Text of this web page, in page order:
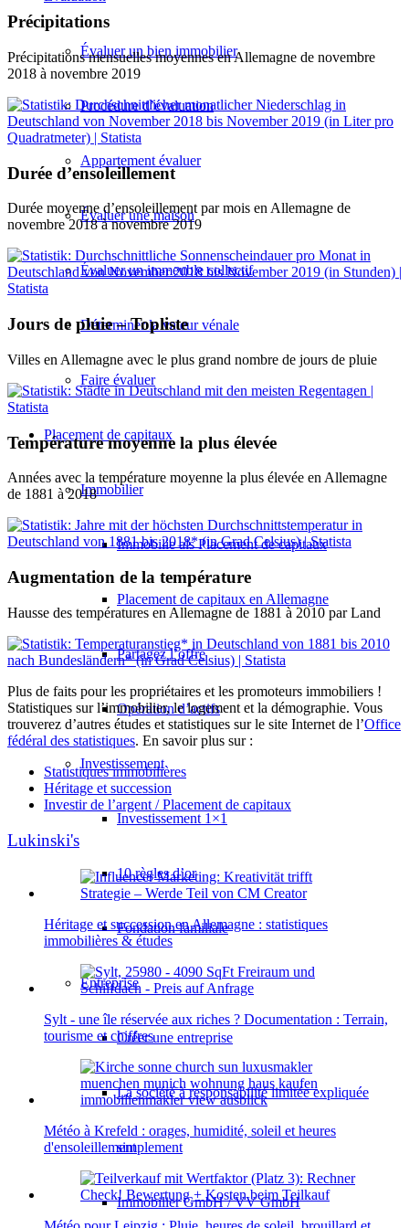
Évaluer un bien immobilier
Procédure d’évaluation
Appartement évaluer
Évaluer une maison
Évaluer un immeuble collectif
Déterminer la valeur vénale
Faire évaluer
Placement de capitaux
Immobilier
Immobilie als Placement de capitaux
Placement de capitaux en Allemagne
Partagez l’offre
Opération d’actifs
Investissement
Investissement 1×1
10 règles d’or
Fondation familiale
Entreprise
Créer une entreprise
La société à responsabilité limitée expliquée
simplement
Immobilier GmbH / VV GmbH
Précipitations
Précipitations mensuelles moyennes en Allemagne de novembre
2018 à novembre 2019
Durée d’ensoleillement
Durée moyenne d’ensoleillement par mois en Allemagne de
novembre 2018 à novembre 2019
Jours de pluie – Topliste
Villes en Allemagne avec le plus grand nombre de jours de pluie
Température moyenne la plus élevée
Années avec la température moyenne la plus élevée en Allemagne
de 1881 à 2018
Augmentation de la température
Hausse des températures en Allemagne de 1881 à 2010 par Land
Plus de faits pour les propriétaires et les promoteurs immobiliers !
Statistiques sur l’immobilier, le logement et la démographie. Vous
trouverez d’autres études et statistiques sur le site Internet de l’Office
fédéral des statistiques. En savoir plus sur :
Statistiques immobilières
Héritage et succession
Investir de l’argent / Placement de capitaux
Lukinski's
Héritage et succession en Allemagne : statistiques
immobilières & études
Sylt - une île réservée aux riches ? Documentation : Terrain,
tourisme et chiffres
Météo à Krefeld : orages, humidité, soleil et heures
d'ensoleillement